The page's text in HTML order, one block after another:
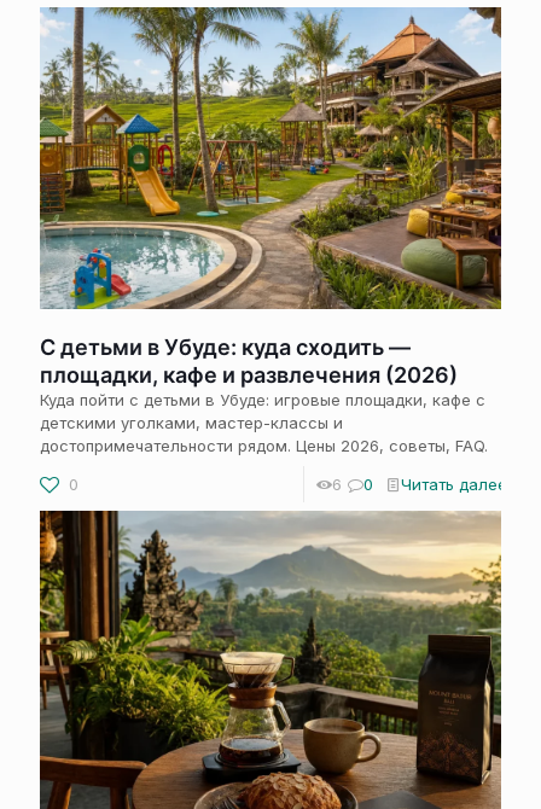
С детьми в Убуде: куда сходить —
площадки, кафе и развлечения (2026)
Куда пойти с детьми в Убуде: игровые площадки, кафе с
детскими уголками, мастер-классы и
достопримечательности рядом. Цены 2026, советы, FAQ.
0
6 0 Читать далее